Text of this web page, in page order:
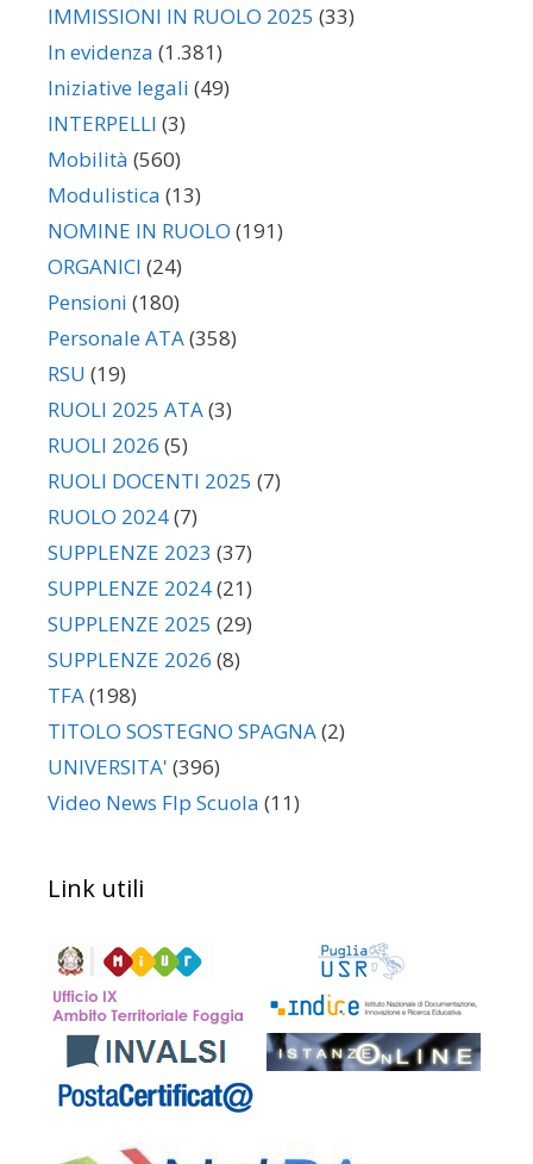
IMMISSIONI IN RUOLO 2025 (33)
In evidenza (1.381)
Iniziative legali (49)
INTERPELLI (3)
Mobilità (560)
Modulistica (13)
NOMINE IN RUOLO (191)
ORGANICI (24)
Pensioni (180)
Personale ATA(358)
RSU (19)
RUOLI 2025 ATA(3)
RUOLI 2026 (5)
RUOLI DOCENTI 2025 (7)
RUOLO 2024(7)
SUPPLENZE 2023 (37)
SUPPLENZE 2024(21)
SUPPLENZE 2025 (29)
SUPPLENZE 2026 (8)
TFA(198)
TITOLO SOSTEGNO SPAGNA(2)
UNIVERSITA' (396)
Video News Flp Scuola (11)
Link utili